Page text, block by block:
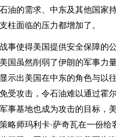
油的需求、中东及其他国家
柱面临的压力都增加了。
使得美国提供安全保障的公
国虽然削弱了伊朗的军事力
示出美国在中东的角色与以
受攻击，令石油难以通过霍
事基地也成为攻击的目标，
略师玛利卡·萨奇瓦在一份